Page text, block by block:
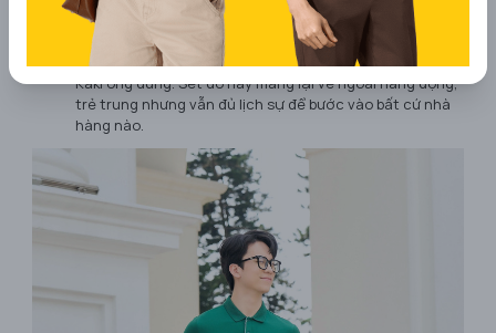
Nếu bạn sợ sơ mi hơi cứng nhắc, hãy chuyển sang Polo.
Phong cách:
Một chiếc Polo Pique mắt chim đứng form
màu trung tính (Xanh Navy, Be, Xám) phối cùng quần
Kaki ống đứng. Set đồ này mang lại vẻ ngoài năng động,
trẻ trung nhưng vẫn đủ lịch sự để bước vào bất cứ nhà
hàng nào.